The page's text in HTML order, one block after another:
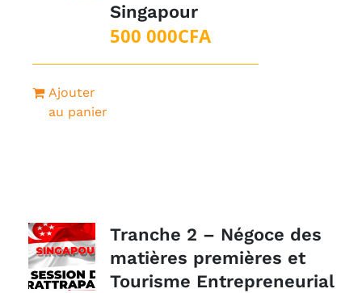
Singapour
500 000CFA
Ajouter
au panier
Tranche 2 – Négoce des
matières premières et
Tourisme Entrepreneurial